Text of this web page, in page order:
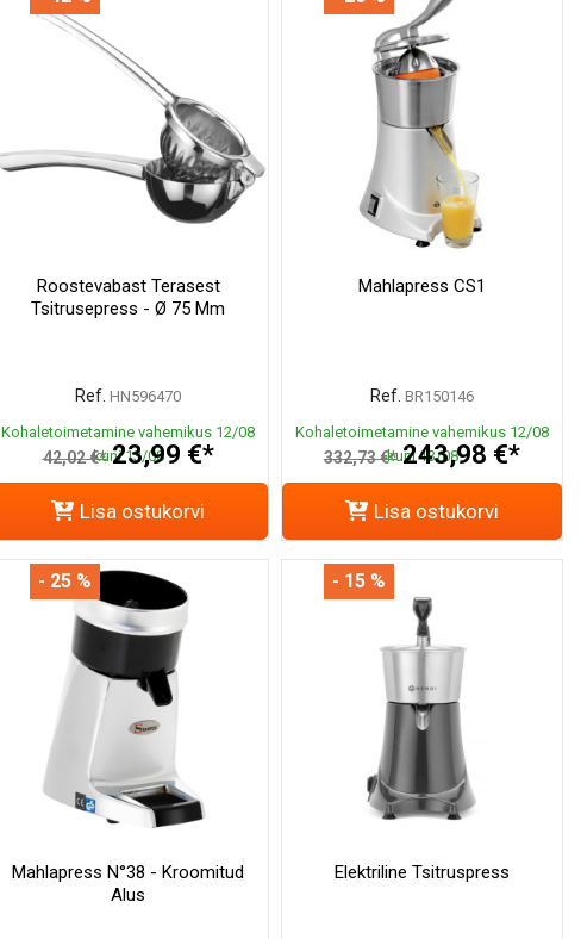
Roostevabast Terasest
Tsitrusepress - Ø 75 Mm
Ref. HN596470
Kohaletoimetamine vahemikus 12/08
kuni 13/08
42,02 €* 23,99 €*
Lisa ostukorvi
Mahlapress CS1
Ref. BR150146
Kohaletoimetamine vahemikus 12/08
kuni 13/08
332,73 €* 243,98 €*
Lisa ostukorvi
Mahlapress N°38 - Kroomitud
Alus
- 25 %
Elektriline Tsitruspress
- 15 %